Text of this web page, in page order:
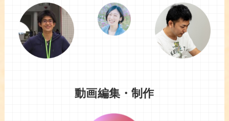
動画編集・制作